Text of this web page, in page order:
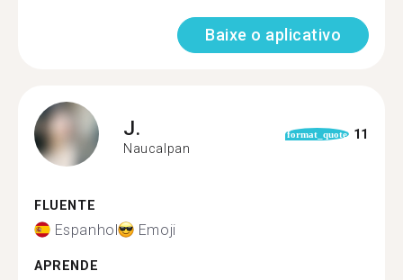
Baixe o aplicativo
J.
Naucalpan
format_quote 11
FLUENTE
Espanhol Emoji
APRENDE